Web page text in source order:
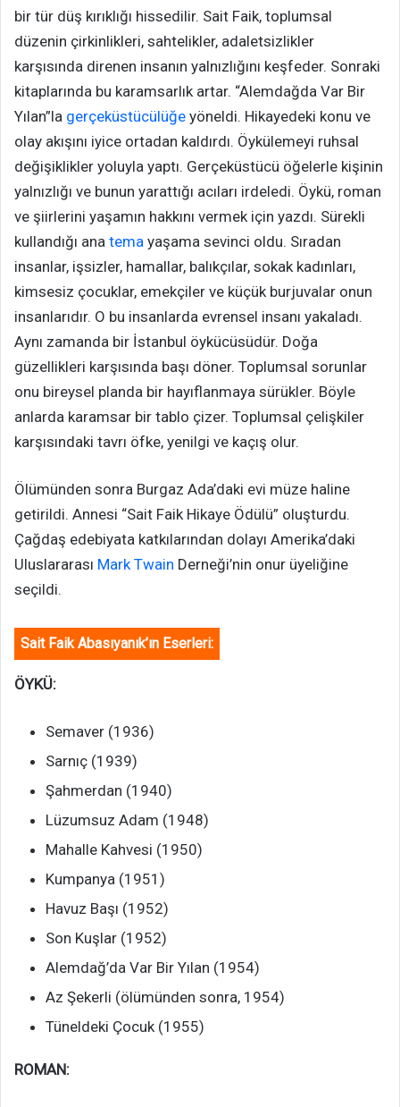
bir tür düş kırıklığı hissedilir. Sait Faik, toplumsal
düzenin çirkinlikleri, sahtelikler, adaletsizlikler
karşısında direnen insanın yalnızlığını keşfeder. Sonraki
kitaplarında bu karamsarlık artar. “Alemdağda Var Bir
Yılan”la gerçeküstücülüğe yöneldi. Hikayedeki konu ve
olay akışını iyice ortadan kaldırdı. Öykülemeyi ruhsal
değişiklikler yoluyla yaptı. Gerçeküstücü öğelerle kişinin
yalnızlığı ve bunun yarattığı acıları irdeledi. Öykü, roman
ve şiirlerini yaşamın hakkını vermek için yazdı. Sürekli
kullandığı ana tema yaşama sevinci oldu. Sıradan
insanlar, işsizler, hamallar, balıkçılar, sokak kadınları,
kimsesiz çocuklar, emekçiler ve küçük burjuvalar onun
insanlarıdır. O bu insanlarda evrensel insanı yakaladı.
Aynı zamanda bir İstanbul öykücüsüdür. Doğa
güzellikleri karşısında başı döner. Toplumsal sorunlar
onu bireysel planda bir hayıflanmaya sürükler. Böyle
anlarda karamsar bir tablo çizer. Toplumsal çelişkiler
karşısındaki tavrı öfke, yenilgi ve kaçış olur.
Ölümünden sonra Burgaz Ada’daki evi müze haline
getirildi. Annesi “Sait Faik Hikaye Ödülü” oluşturdu.
Çağdaş edebiyata katkılarından dolayı Amerika’daki
Uluslararası Mark Twain Derneği’nin onur üyeliğine
seçildi.
Sait Faik Abasıyanık’ın Eserleri:
ÖYKÜ:
Semaver (1936)
Sarnıç (1939)
Şahmerdan (1940)
Lüzumsuz Adam (1948)
Mahalle Kahvesi (1950)
Kumpanya (1951)
Havuz Başı (1952)
Son Kuşlar (1952)
Alemdağ’da Var Bir Yılan (1954)
Az Şekerli (ölümünden sonra, 1954)
Tüneldeki Çocuk (1955)
ROMAN: